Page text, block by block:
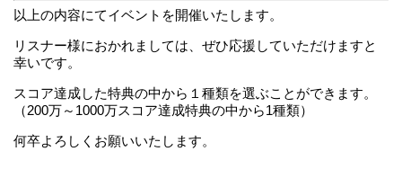
以上の内容にてイベントを開催いたします。
リスナー様におかれましては、ぜひ応援していただけますと
幸いです。
スコア達成した特典の中から１種類を選ぶことができます。
（200万～1000万スコア達成特典の中から1種類）
何卒よろしくお願いいたします。